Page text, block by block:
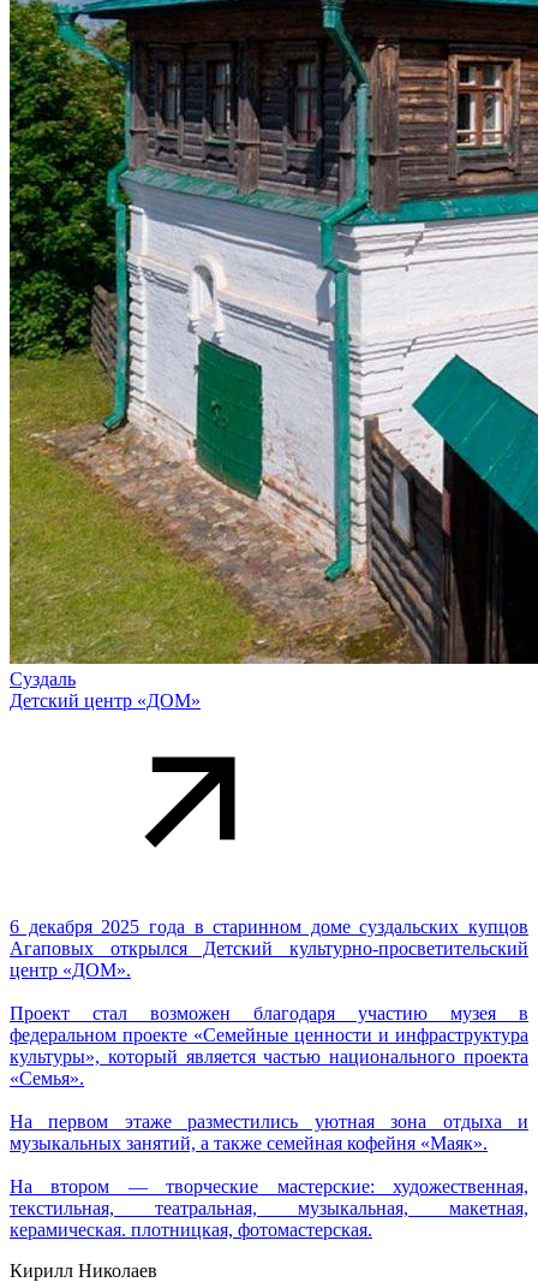
Суздаль
Детский центр «ДОМ»
6 декабря 2025 года в старинном доме суздальских купцов
Агаповых открылся Детский культурно-просветительский
центр «ДОМ».
Проект стал возможен благодаря участию музея в
федеральном проекте «Семейные ценности и инфраструктура
культуры», который является частью национального проекта
«Семья».
На первом этаже разместились уютная зона отдыха и
музыкальных занятий, а также семейная кофейня «Маяк».
На втором — творческие мастерские: художественная,
текстильная, театральная, музыкальная, макетная,
керамическая. плотницкая, фотомастерская.
Кирилл Николаев